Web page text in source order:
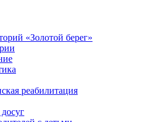
«Золотой берег»
реабилитация